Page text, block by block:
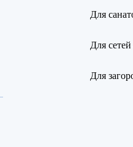
Для
Для
Для